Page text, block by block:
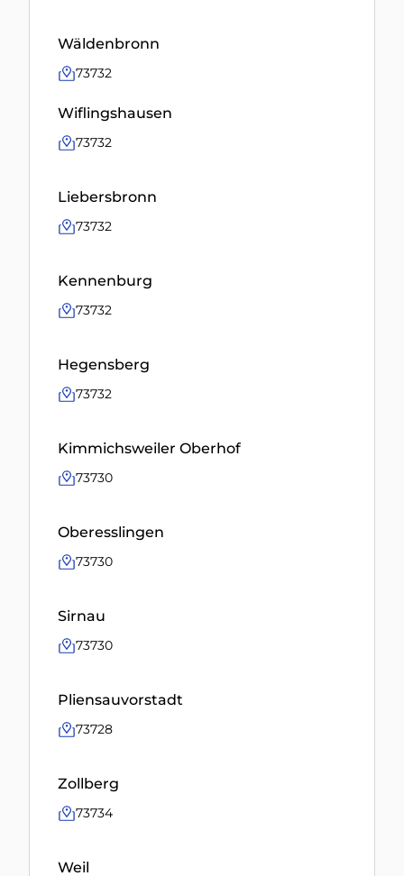
Wäldenbronn
73732
Wiflingshausen
73732
Liebersbronn
73732
Kennenburg
73732
Hegensberg
73732
Kimmichsweiler Oberhof
73730
Oberesslingen
73730
Sirnau
73730
Pliensauvorstadt
73728
Zollberg
73734
Weil